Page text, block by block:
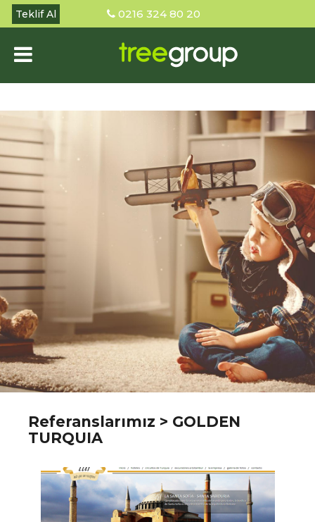
Teklif Al 0216 324 80 20
Referanslarımız > GOLDEN
TURQUIA